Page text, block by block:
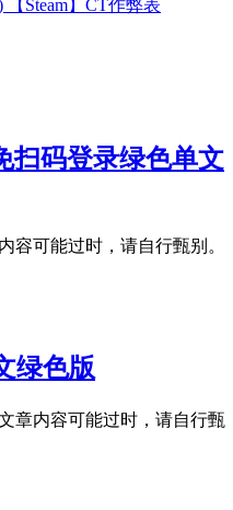
【Steam】CT作弊表
扫码登录绿色单文
容可能过时，请自行甄别。
绿色版
章内容可能过时，请自行甄